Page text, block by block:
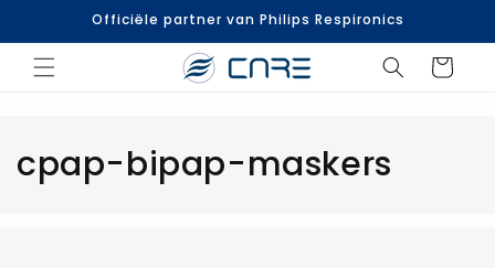
inhoud
Officiële partner van Philips Respironics
Winkelwagen
C
cpap-bipap-maskers